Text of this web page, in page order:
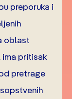
preporuka i
oblast
ima pritisak
pretrage